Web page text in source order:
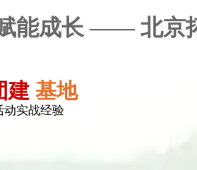
能成长 —— 北京
建 基地
动实战经验